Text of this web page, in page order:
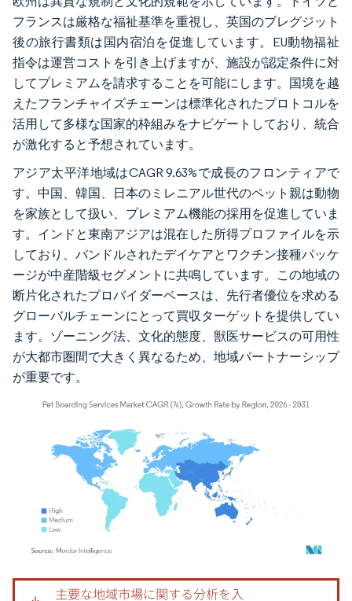
フランスは厳格な福祉基準を重視し、英国のブレグジット
後の旅行書類は国内宿泊を促進しています。EU動物福祉
指令は運営コストを引き上げますが、施設が認定条件に対
してプレミアムを請求することを可能にします。国境を越
えたフランチャイズチェーンは標準化されたプロトコルを
活用して多様な国家的枠組みをナビゲートしており、統合
が激化すると予想されています。
アジア太平洋地域はCAGR 9.63%で成長のフロンティアで
す。中国、韓国、日本のミレニアル世代のペット親は動物
を家族として扱い、プレミアム機能の採用を促進していま
す。インドと東南アジアは混在した所得プロファイルを示
しており、バンドルされたデイケアとワクチン接種パッケ
ージが中産階級セグメントに共鳴しています。この地域の
断片化されたプロバイダーベースは、先行者優位を求める
グローバルチェーンにとって買収ターゲットを提供してい
ます。ゾーニング法、文化的態度、獣医サービスの可用性
が大都市圏間で大きく異なるため、地域パートナーシップ
が重要です。
画像 © Mordor Intelligence。再利用にはCC BY 4.0の表示が必要です。